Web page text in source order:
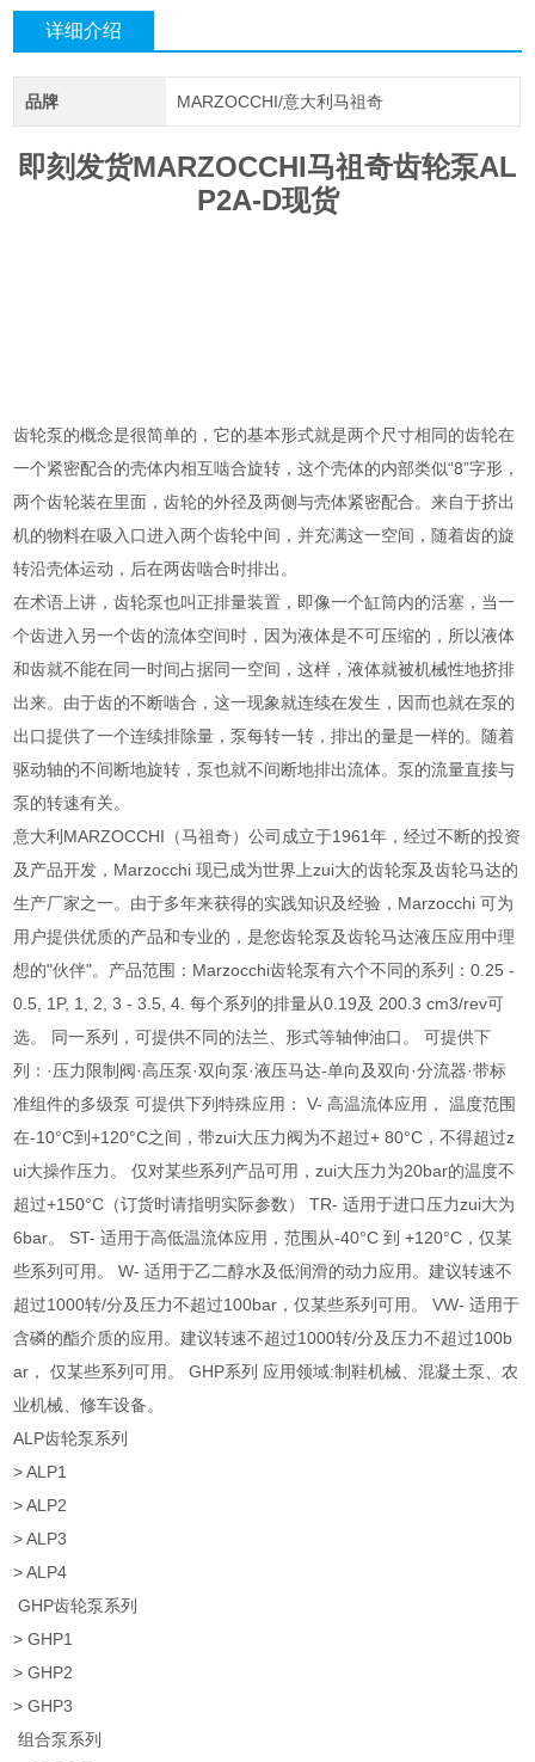
详细介绍
品牌 MARZOCCHI/意大利马祖奇
即刻发货MARZOCCHI马祖奇齿轮泵AL
P2A-D现货
齿轮泵的概念是很简单的，它的基本形式就是两个尺寸相同的齿轮在
一个紧密配合的壳体内相互啮合旋转，这个壳体的内部类似“8”字形，
两个齿轮装在里面，齿轮的外径及两侧与壳体紧密配合。来自于挤出
机的物料在吸入口进入两个齿轮中间，并充满这一空间，随着齿的旋
转沿壳体运动，后在两齿啮合时排出。
在术语上讲，齿轮泵也叫正排量装置，即像一个缸筒内的活塞，当一
个齿进入另一个齿的流体空间时，因为液体是不可压缩的，所以液体
和齿就不能在同一时间占据同一空间，这样，液体就被机械性地挤排
出来。由于齿的不断啮合，这一现象就连续在发生，因而也就在泵的
出口提供了一个连续排除量，泵每转一转，排出的量是一样的。随着
驱动轴的不间断地旋转，泵也就不间断地排出流体。泵的流量直接与
泵的转速有关。
意大利MARZOCCHI（马祖奇）公司成立于1961年，经过不断的投资
及产品开发，Marzocchi 现已成为世界上zui大的齿轮泵及齿轮马达的
生产厂家之一。由于多年来获得的实践知识及经验，Marzocchi 可为
用户提供优质的产品和专业的，是您齿轮泵及齿轮马达液压应用中理
想的"伙伴"。产品范围：Marzocchi齿轮泵有六个不同的系列：0.25 -
0.5, 1P, 1, 2, 3 - 3.5, 4. 每个系列的排量从0.19及 200.3 cm3/rev可
选。 同一系列，可提供不同的法兰、形式等轴伸油口。 可提供下
列：·压力限制阀·高压泵·双向泵·液压马达-单向及双向·分流器·带标
准组件的多级泵 可提供下列特殊应用： V- 高温流体应用， 温度范围
在-10°C到+120°C之间，带zui大压力阀为不超过+ 80°C，不得超过z
ui大操作压力。 仅对某些系列产品可用，zui大压力为20bar的温度不
超过+150°C（订货时请指明实际参数） TR- 适用于进口压力zui大为
6bar。 ST- 适用于高低温流体应用，范围从-40°C 到 +120°C，仅某
些系列可用。 W- 适用于乙二醇水及低润滑的动力应用。建议转速不
超过1000转/分及压力不超过100bar，仅某些系列可用。 VW- 适用于
含磷的酯介质的应用。建议转速不超过1000转/分及压力不超过100b
ar， 仅某些系列可用。 GHP系列 应用领域:制鞋机械、混凝土泵、农
业机械、修车设备。
ALP齿轮泵系列
> ALP1
> ALP2
> ALP3
> ALP4
GHP齿轮泵系列
> GHP1
> GHP2
> GHP3
组合泵系列